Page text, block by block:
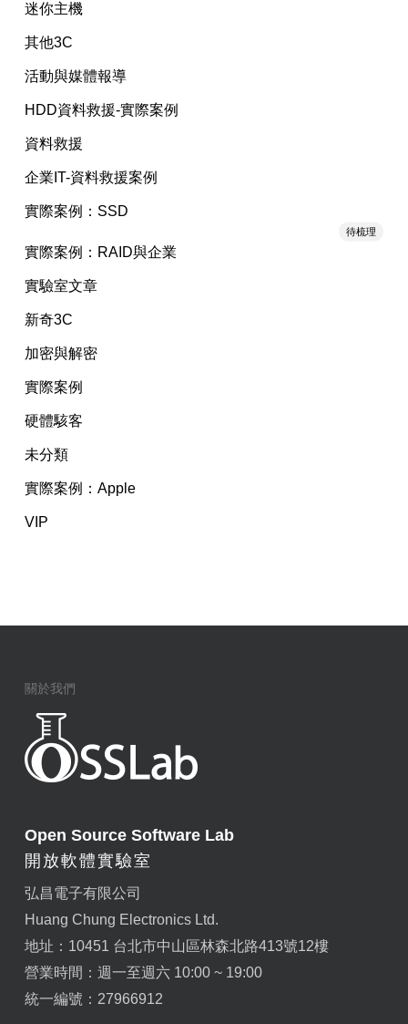
迷你主機
其他3C
活動與媒體報導
HDD資料救援-實際案例
資料救援
企業IT-資料救援案例
實際案例：SSD
待梳理
實際案例：RAID與企業
實驗室文章
新奇3C
加密與解密
實際案例
硬體駭客
未分類
實際案例：Apple
VIP
關於我們
Open Source Software Lab
開放軟體實驗室
弘昌電子有限公司
Huang Chung Electronics Ltd.
地址：10451 台北市中山區林森北路413號12樓
營業時間：週一至週六 10:00 ~ 19:00
統一編號：27966912